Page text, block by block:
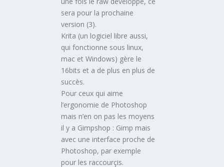
sera pour la prochaine
version (3).
Krita (un logiciel libre aussi,
qui fonctionne sous linux,
mac et Windows) gère le
16bits et a de plus en plus de
succès.
Pour ceux qui aime
l’ergonomie de Photoshop
mais n’en on pas les moyens
il y a Gimpshop : Gimp mais
avec une interface proche de
Photoshop, par exemple
pour les raccourçis.